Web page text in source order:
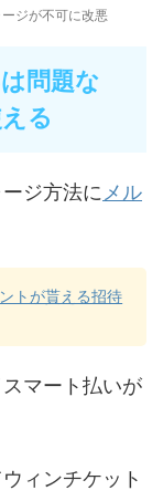
ジが不可に改悪
問題な
る
ジ方法にメル
トが貰える招待
マート払いが
ィンチケット